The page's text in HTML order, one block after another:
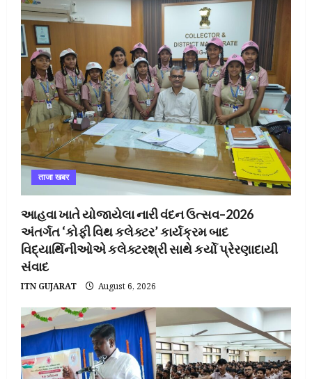
ताजा खबर
આહવા ખાતે યોજાયેલા નારી વંદન ઉત્સવ–2026
અંતર્ગત ‘કોફી વિથ કલેક્ટર’ કાર્યક્રમ બાદ
વિદ્યાર્થિનીઓએ કલેક્ટરશ્રી સાથે કર્યો પ્રેરણાદાયી
સંવાદ
ITN GUJARAT August 6, 2026